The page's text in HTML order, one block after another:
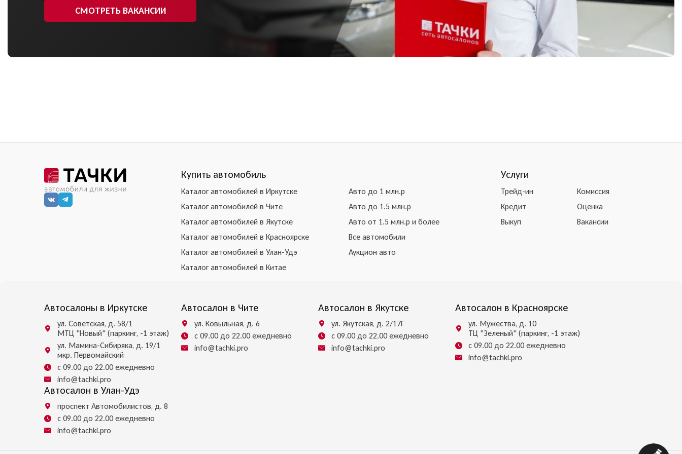
СМОТРЕТЬ ВАКАНСИИ
Купить автомобиль
Каталог автомобилей в Иркутске
Каталог автомобилей в Чите
Каталог автомобилей в Якутске
Каталог автомобилей в Красноярске
Каталог автомобилей в Улан-Удэ
Каталог автомобилей в Китае
Авто до 1 млн.р
Авто до 1.5 млн.р
Авто от 1.5 млн.р и более
Все автомобили
Аукцион авто
Услуги
Трейд-ин
Кредит
Выкуп
Комиссия
Оценка
Вакансии
Автосалоны в Иркутске
ул. Советская, д. 58/1
МТЦ "Новый" (паркинг, -1 этаж)
ул. Мамина-Сибиряка, д. 19/1
мкр. Первомайский
с 09.00 до 22.00 ежедневно
info@tachki.pro
Автосалон в Чите
ул. Ковыльная, д. 6
с 09.00 до 22.00 ежедневно
info@tachki.pro
Автосалон в Якутске
ул. Якутская, д. 2/17Г
с 09.00 до 22.00 ежедневно
info@tachki.pro
Автосалон в Красноярске
ул. Мужества, д. 10
ТЦ "Зеленый" (паркинг, -1 этаж)
с 09.00 до 22.00 ежедневно
info@tachki.pro
Автосалон в Улан-Удэ
проспект Автомобилистов, д. 8
с 09.00 до 22.00 ежедневно
info@tachki.pro